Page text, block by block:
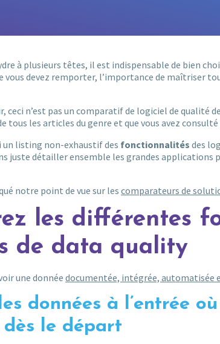
à plusieurs têtes, il est indispensable de bien
vous devez remporter, l’importance de maîtriser
n’est pas un comparatif de logiciel de qualité
tous les articles du genre et que vous avez
listing non-exhaustif des fonctionnalités des
juste détailler ensemble les grandes applications
notre point de vue sur les comparateurs de
les différentes
de data quality
une donnée documentée, intégrée, automatisée
données à l’entrée
dès le départ